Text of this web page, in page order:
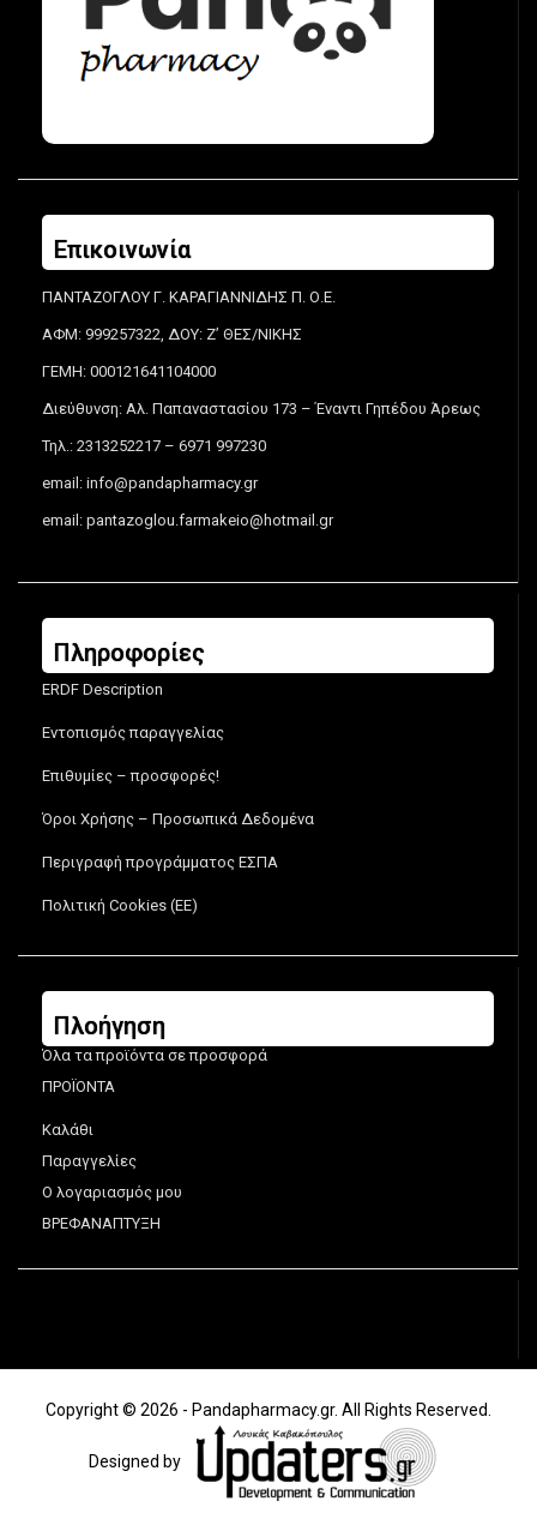
Επικοινωνία
ΠΑΝΤΑΖΟΓΛΟΥ Γ. ΚΑΡΑΓΙΑΝΝΙΔΗΣ Π. Ο.Ε.
ΑΦΜ: 999257322, ΔΟΥ: Ζ’ ΘΕΣ/ΝΙΚΗΣ
ΓΕΜΗ: 000121641104000
Διεύθυνση: Αλ. Παπαναστασίου 173 – Έναντι Γηπέδου Άρεως
Τηλ.: 2313252217 – 6971 997230
email: info@pandapharmacy.gr
email: pantazoglou.farmakeio@hotmail.gr
Πληροφορίες
ERDF Description
Εντοπισμός παραγγελίας
Επιθυμίες – προσφορές!
Όροι Χρήσης – Προσωπικά Δεδομένα
Περιγραφή προγράμματος ΕΣΠΑ
Πολιτική Cookies (ΕΕ)
Πλοήγηση
Όλα τα προϊόντα σε προσφορά
ΠΡΟΪΟΝΤΑ
Καλάθι
Παραγγελίες
Ο λογαριασμός μου
ΒΡΕΦΑΝΑΠΤΥΞΗ
Copyright © 2026 - Pandapharmacy.gr. All Rights Reserved.
Designed by